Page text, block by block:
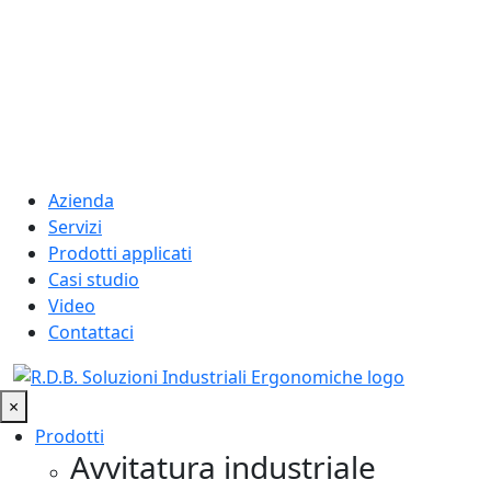
Azienda
Servizi
Prodotti applicati
Casi studio
Video
Contattaci
×
Prodotti
Avvitatura industriale